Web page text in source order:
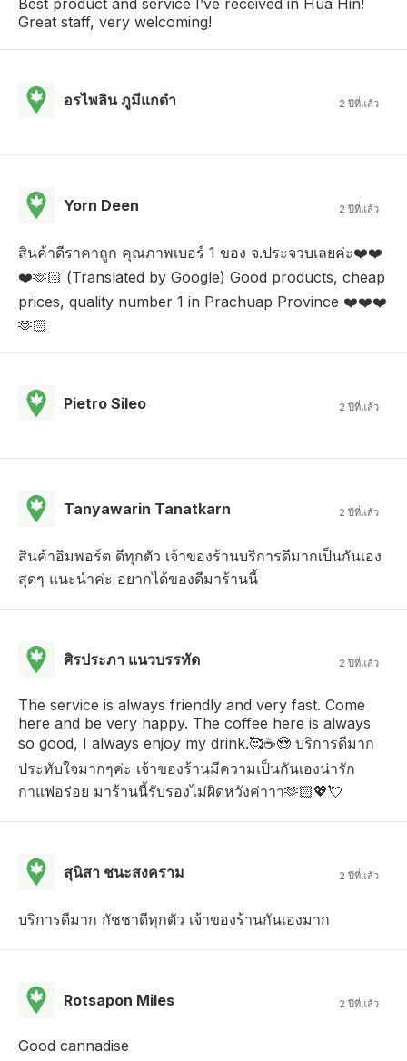
Great staff, very welcoming!
อรไพลิน ภูมีแกดํา 2 ปีที่แล้ว
Yorn Deen 2 ปีที่แล้ว
สินค้าดีราคาถูก คุณภาพเบอร์ 1 ของ จ.ประจวบเลยค่ะ❤️❤️
❤️🫶🏻 (Translated by Google) Good products, cheap
prices, quality number 1 in Prachuap Province ❤️❤️❤️
🫶🏻
Pietro Sileo 2 ปีที่แล้ว
Tanyawarin Tanatkarn 2 ปีที่แล้ว
สินค้าอิมพอร์ต ดีทุกตัว เจ้าของร้านบริการดีมากเป็นกันเอง
สุดๆ แนะนำค่ะ อยากได้ของดีมาร้านนี้
ศิรประภา แนวบรรทัด 2 ปีที่แล้ว
The service is always friendly and very fast. Come
here and be very happy. The coffee here is always
so good, I always enjoy my drink.🥰☕️😍 บริการดีมาก
ประทับใจมากๆค่ะ เจ้าของร้านมีความเป็นกันเองน่ารัก
กาแฟอร่อย มาร้านนี้รับรองไม่ผิดหวังค่าาา🫶🏻💖💘
สุนิสา ชนะสงคราม 2 ปีที่แล้ว
บริการดีมาก กัชชาดีทุกตัว เจ้าของร้านกันเองมาก
Rotsapon Miles 2 ปีที่แล้ว
Good cannadise